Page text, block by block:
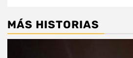
MÁS HISTORIAS